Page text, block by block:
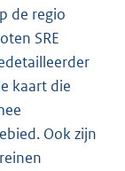
de regio
SRE
kaart die
Ook zijn